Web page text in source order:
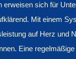
sich für
Mit einem
auf Herz und
Eine